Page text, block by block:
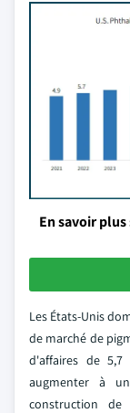
En savoir
Les États-Unis
de marché de
d'affaires de
augmenter à
construction de